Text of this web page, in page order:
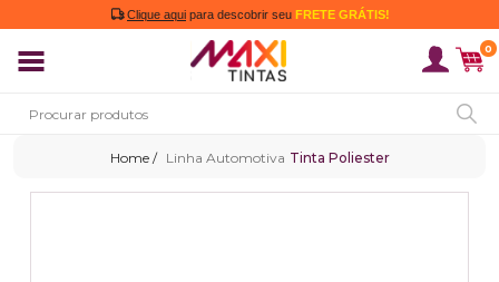
Clique aqui para descobrir seu FRETE GRÁTIS!
0
Linha Automotiva Tinta Poliester